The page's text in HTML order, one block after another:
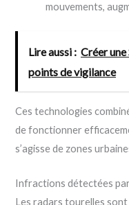
mouvements,
Lire aussi : Créer
points de vigilance
Ces technologies
de fonctionner
s’agisse de zones
Infractions détectées
Les radars tourelles